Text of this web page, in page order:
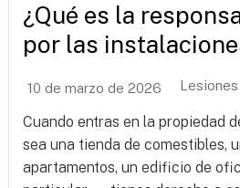
¿Qué es la
por las
10 de marzo de 2026
Cuando entras en la propiedad
sea una tienda de comestibles,
apartamentos, un edificio de